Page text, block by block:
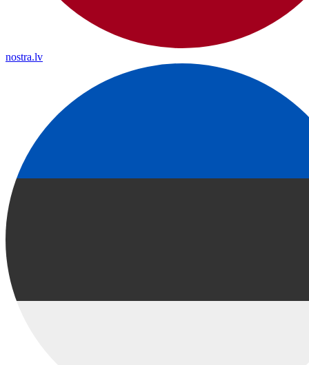
nostra.lv